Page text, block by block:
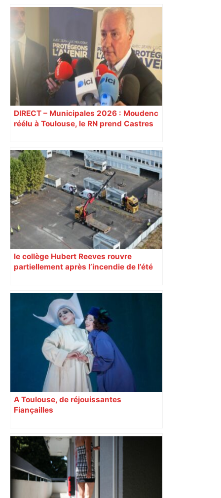
Municipales 2026 à Toulouse : voiture,
métro et train encombrent la campagne
électorale – – Le Mans.maville.com
DIRECT – Municipales 2026 : Moudenc
réélu à Toulouse, le RN prend Castres
le collège Hubert Reeves rouvre
partiellement après l’incendie de l’été
A Toulouse, de réjouissantes
Fiançailles